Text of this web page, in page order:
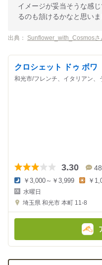
イメージが妥当そうな感
るのも頷けるかなと思いま
出典： Sunflower_with_Cosmosさ
クロシェット ドゥ ボワ
和光市/フレンチ、イタリアン、
3.30 48
夜
の
金
￥3,000～￥3,999
金
￥
水曜日
埼玉県 和光市 本町 11-8